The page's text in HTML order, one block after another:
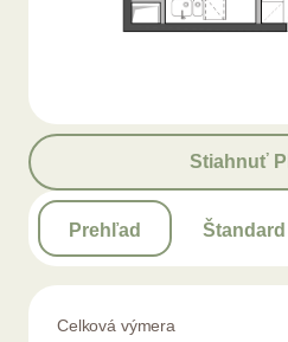
Stiahnuť
Prehľad Štandard
Celková výmera